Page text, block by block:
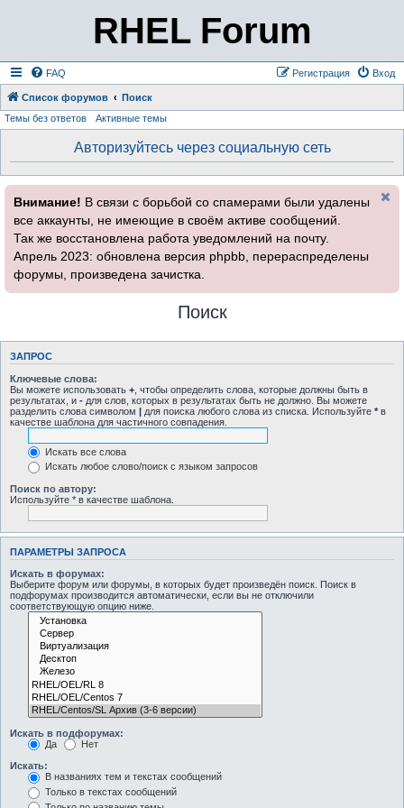
RHEL Forum
FAQ Вход
Регистрация
Список форумов
Поиск
Темы без ответов
Активные темы
Авторизуйтесь через социальную сеть
Внимание! В связи с борьбой со спамерами были удалены
все аккаунты, не имеющие в своём активе сообщений.
Так же восстановлена работа уведомлений на почту.
Апрель 2023: обновлена версия phpbb, перераспределены
форумы, произведена зачистка.
Поиск
ЗАПРОС
Ключевые слова:
Вы можете использовать + , чтобы определить слова, которые должны быть в
результатах, и - для слов, которых в результатах быть не должно. Вы можете
разделить слова символом | для поиска любого слова из списка. Используйте * в
качестве шаблона для частичного совпадения.
Искать все слова
Искать любое слово/поиск с языком запросов
Поиск по автору:
Используйте * в качестве шаблона.
ПАРАМЕТРЫ ЗАПРОСА
Искать в форумах:
Выберите форум или форумы, в которых будет произведён поиск. Поиск в
подфорумах производится автоматически, если вы не отключили
соответствующую опцию ниже.
Искать в подфорумах:
Да
Нет
Искать:
В названиях тем и текстах сообщений
Только в текстах сообщений